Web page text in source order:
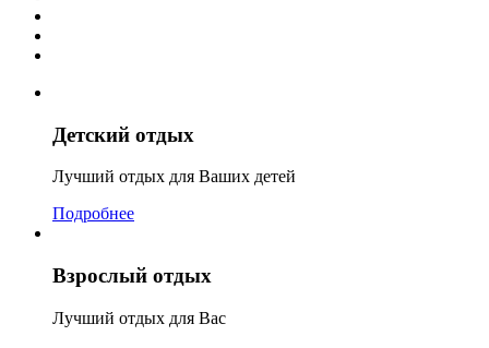
Детский отдых
Лучший отдых для Ваших детей
Подробнее
Взрослый отдых
Лучший отдых для Вас